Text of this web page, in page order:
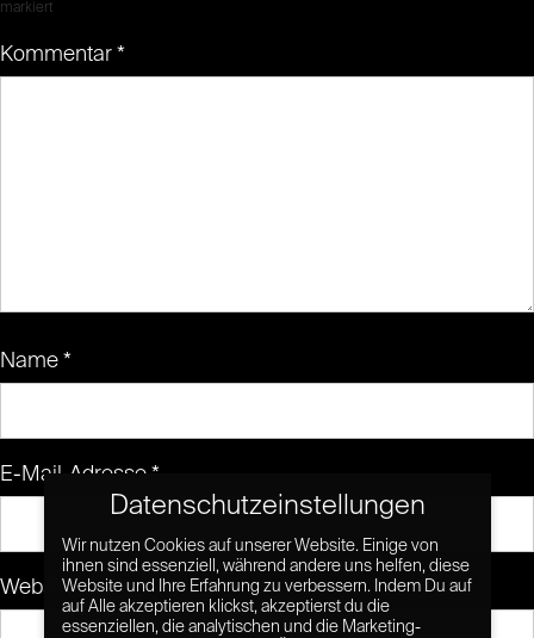
markiert
Kommentar *
Name *
E-Mail-Adresse *
Website
Datenschutzeinstellungen
Wir nutzen Cookies auf unserer Website. Einige von
ihnen sind essenziell, während andere uns helfen, diese
Website und Ihre Erfahrung zu verbessern. Indem Du auf
auf Alle akzeptieren klickst, akzeptierst du die
essenziellen, die analytischen und die Marketing-